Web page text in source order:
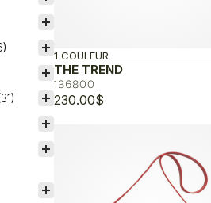
THE TREND
136800
1 COULEUR
230.00$